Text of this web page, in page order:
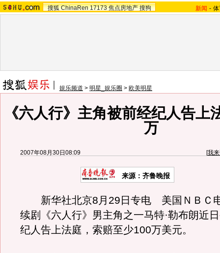
搜狐 ChinaRen 17173 焦点房地产 搜狗 新闻 -
娱乐频道 > 明星_娱乐圈 > 欧美明星
《六人行》主角被前经纪人告上
万
2007年08月30日08:09 [我
来源：齐鲁晚报
新华社北京8月29日专电 美国ＮＢＣ
续剧《六人行》男主角之一马特·勒布朗近
纪人告上法庭，索赔至少100万美元。